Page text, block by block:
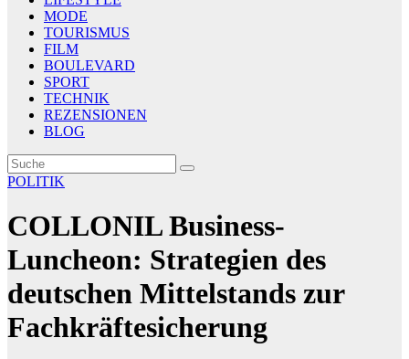
MODE
TOURISMUS
FILM
BOULEVARD
SPORT
TECHNIK
REZENSIONEN
BLOG
POLITIK
COLLONIL Business-
Luncheon: Strategien des
deutschen Mittelstands zur
Fachkräftesicherung